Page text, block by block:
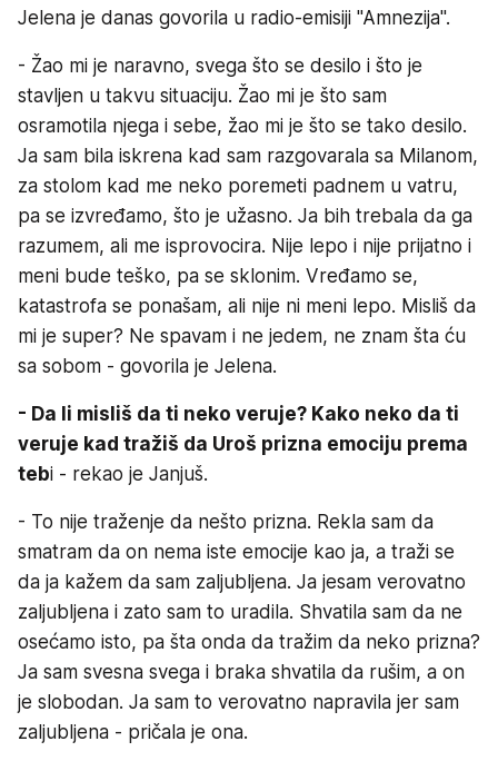
Jelena je danas govorila u radio-emisiji "Amnezija".
- Žao mi je naravno, svega što se desilo i što je
stavljen u takvu situaciju. Žao mi je što sam
osramotila njega i sebe, žao mi je što se tako desilo.
Ja sam bila iskrena kad sam razgovarala sa Milanom,
za stolom kad me neko poremeti padnem u vatru,
pa se izvređamo, što je užasno. Ja bih trebala da ga
razumem, ali me isprovocira. Nije lepo i nije prijatno i
meni bude teško, pa se sklonim. Vređamo se,
katastrofa se ponašam, ali nije ni meni lepo. Misliš da
mi je super? Ne spavam i ne jedem, ne znam šta ću
sa sobom - govorila je Jelena.
- Da li misliš da ti neko veruje? Kako neko da ti
veruje kad tražiš da Uroš prizna emociju prema
tebi - rekao je Janjuš.
- To nije traženje da nešto prizna. Rekla sam da
smatram da on nema iste emocije kao ja, a traži se
da ja kažem da sam zaljubljena. Ja jesam verovatno
zaljubljena i zato sam to uradila. Shvatila sam da ne
osećamo isto, pa šta onda da tražim da neko prizna?
Ja sam svesna svega i braka shvatila da rušim, a on
je slobodan. Ja sam to verovatno napravila jer sam
zaljubljena - pričala je ona.